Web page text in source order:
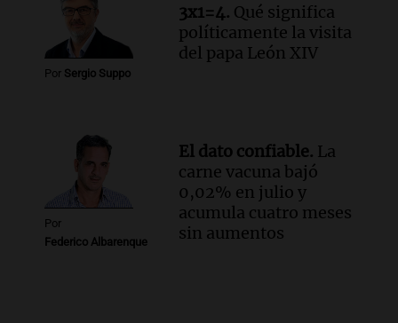
Por Sergio Suppo
3x1=4. Qué significa
políticamente la visita
del papa León XIV
Por
Federico Albarenque
El dato confiable. La
carne vacuna bajó
0,02% en julio y
acumula cuatro meses
sin aumentos